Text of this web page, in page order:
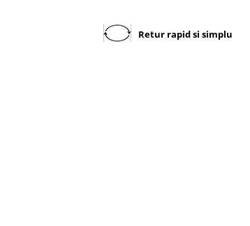
Retur rapid si simplu